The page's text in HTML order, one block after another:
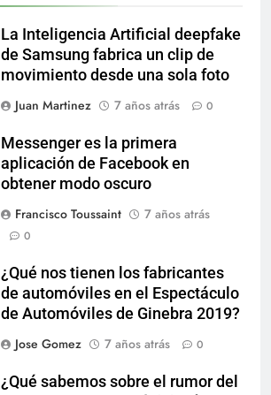
La Inteligencia Artificial deepfake
de Samsung fabrica un clip de
movimiento desde una sola foto
Juan Martinez
7 años atrás 0
Messenger es la primera
aplicación de Facebook en
obtener modo oscuro
Francisco Toussaint
7 años atrás
0
¿Qué nos tienen los fabricantes
de automóviles en el Espectáculo
de Automóviles de Ginebra 2019?
Jose Gomez
7 años atrás 0
¿Qué sabemos sobre el rumor del